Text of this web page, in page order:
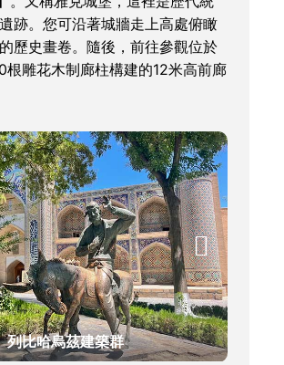
跡。您可沿著城牆走上高處俯瞰
歷史畫卷。隨後，前往參觀位於
雕花木制廊柱構建的12米高前廊
列比哈烏茲建築群
